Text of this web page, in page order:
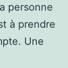
personne
à prendre
Une